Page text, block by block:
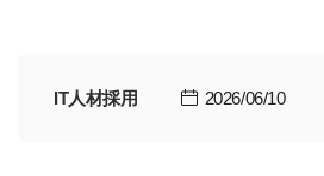
IT人材採用 2026/06/10